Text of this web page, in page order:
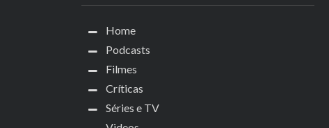
Home
Podcasts
Filmes
Críticas
Séries e TV